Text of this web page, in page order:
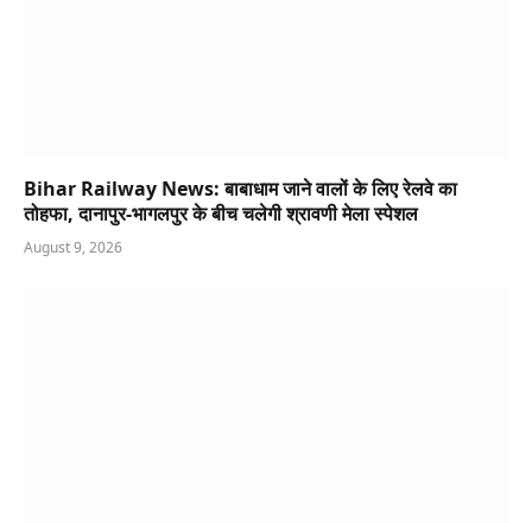
Bihar Railway News: बाबाधाम जाने वालों के लिए रेलवे का
तोहफा, दानापुर-भागलपुर के बीच चलेगी श्रावणी मेला स्पेशल
August 9, 2026